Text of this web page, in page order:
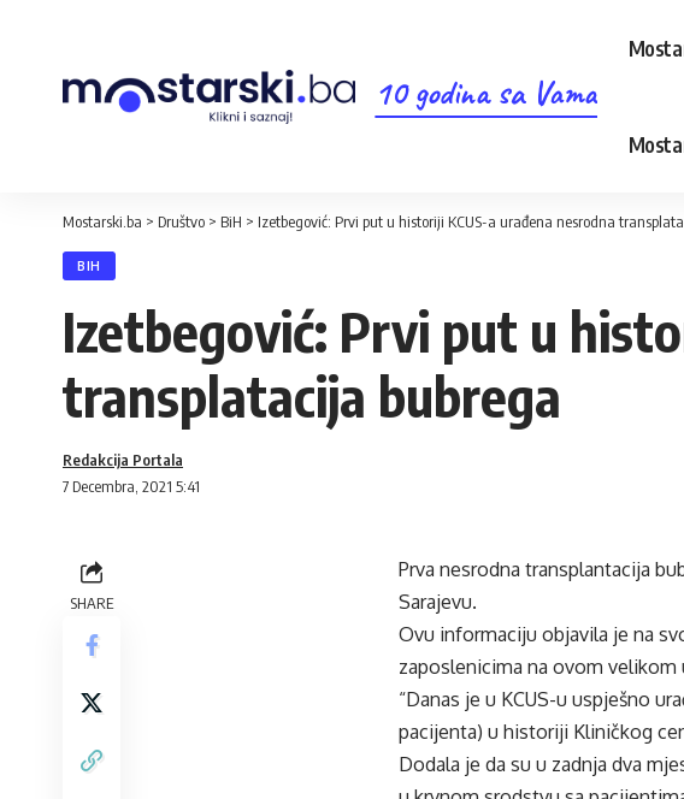
10 godina sa Vama
Mostarski.ba > Društvo > BiH > Izetbegović: Prvi put u historiji KCUS-a urađena nesrodna
BIH
Izetbegović: Prvi put u
transplatacija bubrega
7 Decembra, 2021 5:41
Redakcija Portala
SHARE
Prva nesrodna transplantacija
Sarajevu.
Ovu informaciju objavila je na
zaposlenicima na ovom velikom
“Danas je u KCUS-u uspješno
pacijenta) u historiji Kliničkog
Dodala je da su u zadnja dva